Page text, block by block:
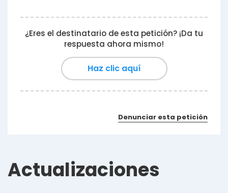
¿Eres el destinatario de esta petición? ¡Da tu
respuesta ahora mismo!
Haz clic aquí
Denunciar esta petición
Actualizaciones